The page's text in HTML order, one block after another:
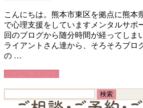
こんにちは。熊本市東区を拠点に熊本
で心理支援をしていますメンタルサポ
回のブログから随分時間が経ってしま
ライアントさん達から、そろそろブロ
の …